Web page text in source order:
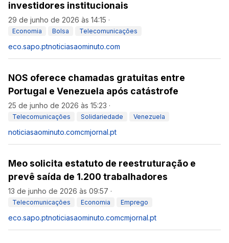
investidores institucionais
29 de junho de 2026 às 14:15 ·
Economia Bolsa Telecomunicações
eco.sapo.ptnoticiasaominuto.com
NOS oferece chamadas gratuitas entre
Portugal e Venezuela após catástrofe
25 de junho de 2026 às 15:23 ·
Telecomunicações Solidariedade Venezuela
noticiasaominuto.comcmjornal.pt
Meo solicita estatuto de reestruturação e
prevê saída de 1.200 trabalhadores
13 de junho de 2026 às 09:57 ·
Telecomunicações Economia Emprego
eco.sapo.ptnoticiasaominuto.comcmjornal.pt